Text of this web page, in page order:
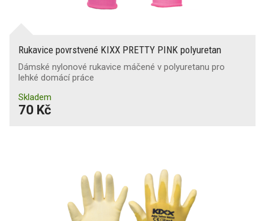
Rukavice povrstvené KIXX PRETTY PINK polyuretan
Dámské nylonové rukavice máčené v polyuretanu pro
lehké domácí práce
Skladem
70 Kč